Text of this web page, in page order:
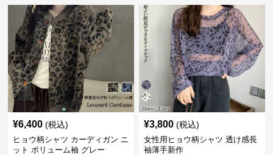
¥6,400 (税込)
ヒョウ柄シャツ カーディガン ニ
ット ボリューム袖 グレー
¥3,800 (税込)
女性用ヒョウ柄シャツ 透け感長
袖薄手新作